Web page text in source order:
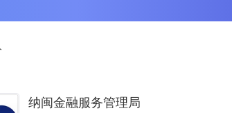
纳闽金融服务管理局